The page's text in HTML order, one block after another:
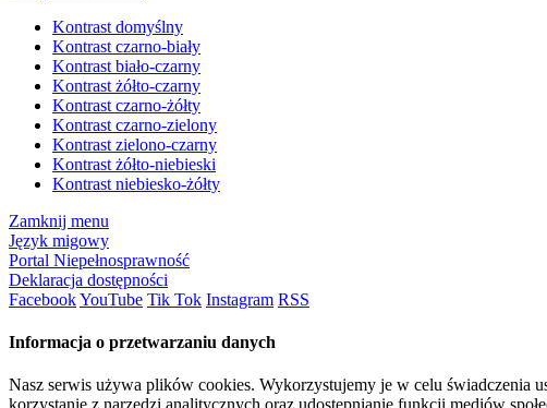
Kontrast domyślny
Kontrast czarno-biały
Kontrast biało-czarny
Kontrast żółto-czarny
Kontrast czarno-żółty
Kontrast czarno-zielony
Kontrast zielono-czarny
Kontrast żółto-niebieski
Kontrast niebiesko-żółty
Zamknij menu
Język migowy
Portal Niepełnosprawność
Deklaracja dostępności
FacebookYouTube Tik Tok Instagram RSS
Informacja o przetwarzaniu danych
Nasz serwis używa plików cookies. Wykorzystujemy je w celu świadczenia